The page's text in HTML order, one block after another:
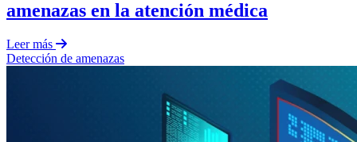
amenazas en la atención médica
Leer más
Detección de amenazas